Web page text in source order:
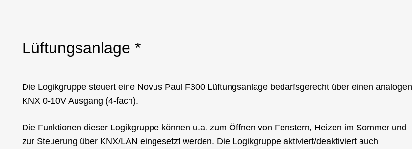
Lüftungsanlage *
Die Logikgruppe steuert eine Novus Paul F300 Lüftungsanlage bedarfsgerecht über einen analogen
KNX 0-10V Ausgang (4-fach).
Die Funktionen dieser Logikgruppe können u.a. zum Öffnen von Fenstern, Heizen im Sommer und
zur Steuerung über KNX/LAN eingesetzt werden. Die Logikgruppe aktiviert/deaktiviert auch